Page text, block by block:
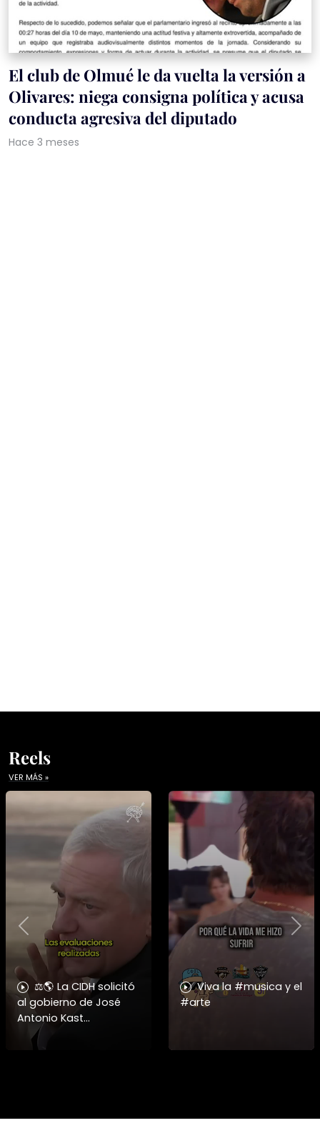
El club de Olmué le da vuelta la versión a
Olivares: niega consigna política y acusa
conducta agresiva del diputado
Hace 3 meses
Reels
VER MÁS »
⚖️🌎 La CIDH solicitó
al gobierno de José
Antonio Kast
información detallada
sobre cambios
Viva la #musica y el
#arte
Previous